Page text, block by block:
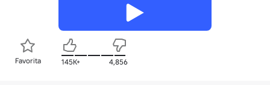
Favorita 145K+ 4,856